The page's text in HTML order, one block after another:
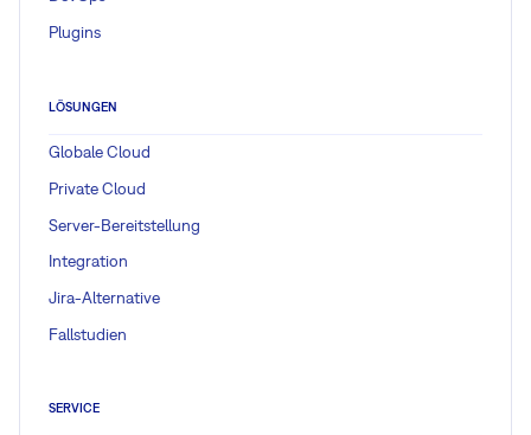
Plugins
LÖSUNGEN
Globale Cloud
Private Cloud
Server-Bereitstellung
Integration
Jira-Alternative
Fallstudien
SERVICE